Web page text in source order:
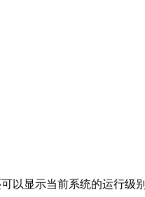
以显示当前系统的运行级别